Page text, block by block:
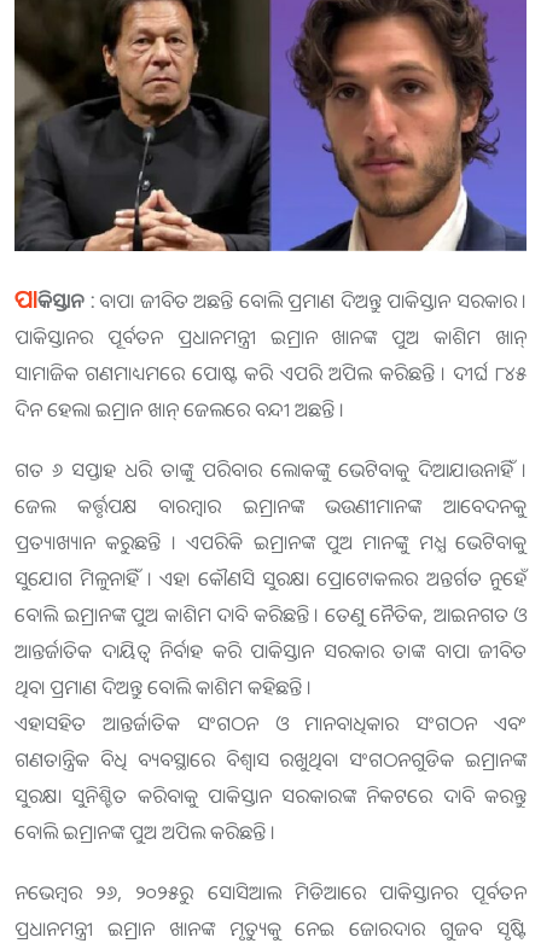
ପାକିସ୍ତାନ :ବାପା ଜୀବିତ ଅଛନ୍ତି ବୋଲି ପ୍ରମାଣ ଦିଅନ୍ତୁ ପାକିସ୍ତାନ ସରକାର ।
ପାକିସ୍ତାନର ପୂର୍ବତନ ପ୍ରଧାନମନ୍ତ୍ରୀ ଇମ୍ରାନ ଖାନଙ୍କ ପୁଅ କାଶିମ ଖାନ୍
ସାମାଜିକ ଗଣମାଧ୍ୟମରେ ପୋଷ୍ଟ କରି ଏପରି ଅପିଲ କରିଛନ୍ତି । ଦୀର୍ଘ ୮୪୫
ଦିନ ହେଲା ଇମ୍ରାନ ଖାନ୍ ଜେଲରେ ବନ୍ଦୀ ଅଛନ୍ତି ।
ଗତ ୬ ସପ୍ତାହ ଧରି ତାଙ୍କୁ ପରିବାର ଲୋକଙ୍କୁ ଭେଟିବାକୁ ଦିଆଯାଉନାହିଁ ।
ଜେଲ କର୍ତ୍ତୃପକ୍ଷ ବାରମ୍ବାର ଇମ୍ରାନଙ୍କ ଭଉଣୀମାନଙ୍କ ଆବେଦନକୁ
ପ୍ରତ୍ୟାଖ୍ୟାନ କରୁଛନ୍ତି । ଏପରିକି ଇମ୍ରାନଙ୍କ ପୁଅ ମାନଙ୍କୁ ମଧ୍ଯ ଭେଟିବାକୁ
ସୁଯୋଗ ମିଳୁନାହିଁ । ଏହା କୌଣସି ସୁରକ୍ଷା ପ୍ରୋଟୋକଲର ଅନ୍ତର୍ଗତ ନୁହେଁ
ବୋଲି ଇମ୍ରାନଙ୍କ ପୁଅ କାଶିମ ଦାବି କରିଛନ୍ତି । ତେଣୁ ନୈତିକ, ଆଇନଗତ ଓ
ଆନ୍ତର୍ଜାତିକ ଦାୟିତ୍ୱ ନିର୍ବାହ କରି ପାକିସ୍ତାନ ସରକାର ତାଙ୍କ ବାପା ଜୀବିତ
ଥିବା ପ୍ରମାଣ ଦିଅନ୍ତୁ ବୋଲି କାଶିମ କହିଛନ୍ତି ।
ଏହାସହିତ ଆନ୍ତର୍ଜାତିକ ସଂଗଠନ ଓ ମାନବାଧିକାର ସଂଗଠନ ଏବଂ
ଗଣତାନ୍ତ୍ରିକ ବିଧି ବ୍ୟବସ୍ଥାରେ ବିଶ୍ୱାସ ରଖୁଥିବା ସଂଗଠନଗୁଡିକ ଇମ୍ରାନଙ୍କ
ସୁରକ୍ଷା ସୁନିଶ୍ଚିତ କରିବାକୁ ପାକିସ୍ତାନ ସରକାରଙ୍କ ନିକଟରେ ଦାବି କରନ୍ତୁ
ବୋଲି ଇମ୍ରାନଙ୍କ ପୁଅ ଅପିଲ କରିଛନ୍ତି ।
ନଭେମ୍ବର ୨୬, ୨୦୨୫ରୁ ସୋସିଆଲ ମିଡିଆରେ ପାକିସ୍ତାନର ପୂର୍ବତନ
ପ୍ରଧାନମନ୍ତ୍ରୀ ଇମ୍ରାନ ଖାନଙ୍କ ମୃତ୍ୟୁକୁ ନେଇ ଜୋରଦାର ଗୁଜବ ସୃଷ୍ଟି